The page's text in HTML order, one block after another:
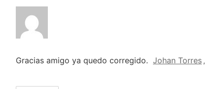
Johan Torres ,
Gracias amigo ya quedo corregido.